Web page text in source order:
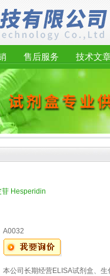
售后服务 技术文
苷 Hesperidin
A0032
本公司长期经营ELISA试剂盒、